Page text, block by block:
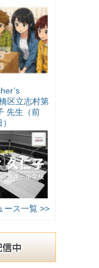
区立志村第
先生（前
ース一覧 >>